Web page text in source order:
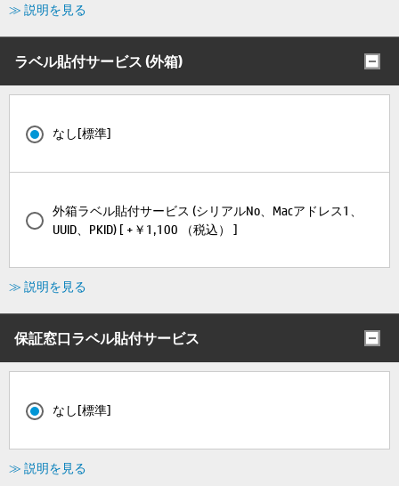
≫ 説明を見る
ラベル貼付サービス (外箱)
なし[標準]
外箱ラベル貼付サービス (シリアルNo、Macアドレス1、
UUID、PKID) [ +￥1,100 （税込） ]
≫ 説明を見る
保証窓口ラベル貼付サービス
なし[標準]
≫ 説明を見る